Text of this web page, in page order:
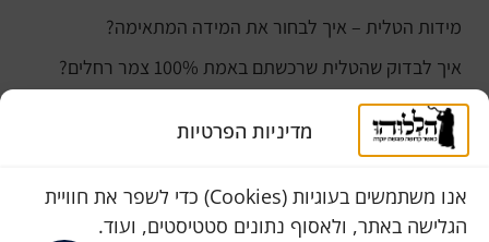
מדיניות הפרטיות
אנו משתמשים בעוגיות (Cookies) כדי לשפר את חוויית
הגלישה באתר, ולאסוף נתונים סטטיסטים, ועוד.
מידות הטלית – איך לבחור את המידה המתאימה?
איך לבדוק שהטלית שרכשתם באמת 100% צמר רחלים?
למה נהוג לקנות טלית לחתן ביום חתונתו?
כמה עולה טלית לחתן
סוגי טליתות